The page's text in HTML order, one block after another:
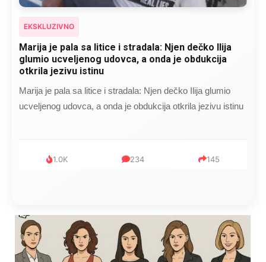
EKSKLUZIVNO
Marija je pala sa litice i stradala: Njen dečko Ilija
glumio ucveljenog udovca, a onda je obdukcija
otkrila jezivu istinu
Marija je pala sa litice i stradala: Njen dečko Ilija glumio
ucveljenog udovca, a onda je obdukcija otkrila jezivu istinu
1.0K 234 145